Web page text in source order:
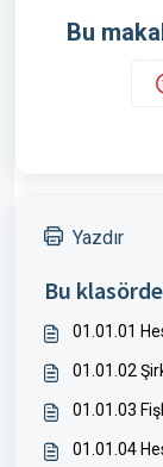
Bu
Yazdır
Bu
01.01.01
01.01.02
01.01.03